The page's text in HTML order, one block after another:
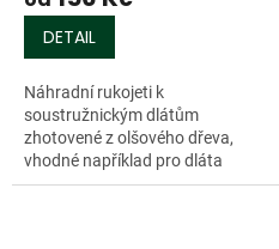
DETAIL
Náhradní rukojeti k
soustružnickým dlátům
zhotovené z olšového dřeva,
vhodné například pro dláta
řady HSS. Rukojeti jsou